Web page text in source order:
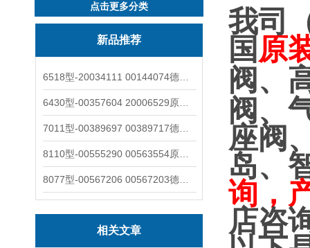
点击更多分类
新品推荐
相关文章
我司
国 原
阀、
阀、
座阀
岛、
询，
店咨